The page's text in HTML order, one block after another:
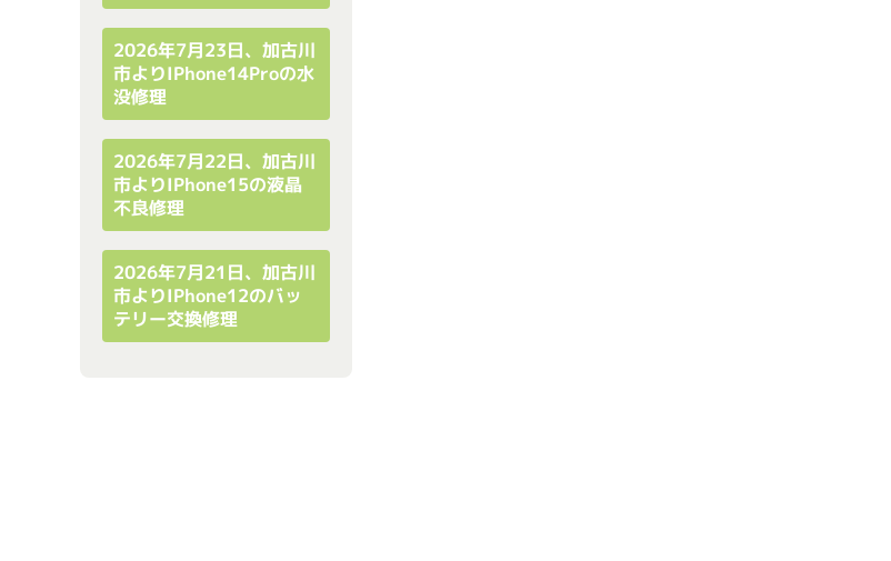
2026年7月23日、加古川
市よりiPhone14Proの水
没修理
2026年7月22日、加古川
市よりiPhone15の液晶
不良修理
2026年7月21日、加古川
市よりiPhone12のバッ
テリー交換修理